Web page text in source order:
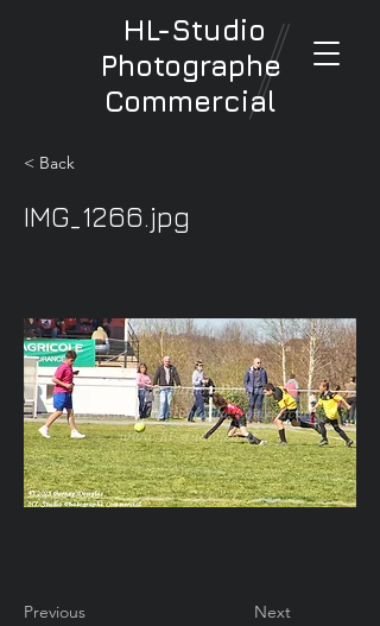
HL-Studio
Photographe
Commercial
< Back
IMG_1266.jpg
Previous Next